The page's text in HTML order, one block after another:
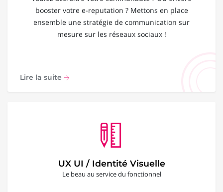
booster votre e-reputation ? Mettons en place
ensemble une stratégie de communication sur
mesure sur les réseaux sociaux !
Lire la suite
UX UI / Identité Visuelle
Le beau au service du fonctionnel